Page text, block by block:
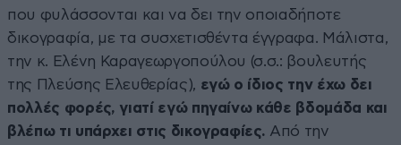
που φυλάσσονται και να δει την οποιαδήποτε
δικογραφία, με τα συσχετισθέντα έγγραφα. Μάλιστα,
την κ. Ελένη Καραγεωργοπούλου (σ.σ.: βουλευτής
της Πλεύσης Ελευθερίας), εγώ ο ίδιος την έχω δει
πολλές φορές, γιατί εγώ πηγαίνω κάθε βδομάδα και
βλέπω τι υπάρχει στις δικογραφίες. Από την